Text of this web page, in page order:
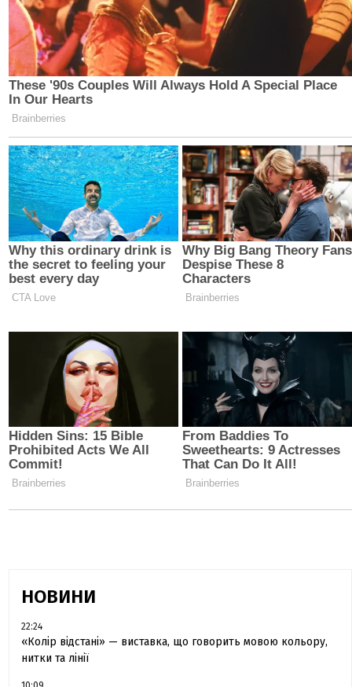
НОВИНИ
22:24
«Колір відстані» — виставка, що говорить мовою кольору,
нитки та лінії